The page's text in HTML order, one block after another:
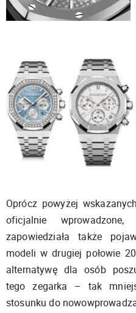
Oprócz powyżej
oficjalnie
zapowiedziała także
modeli w drugiej połowie
alternatywę dla osób
tego zegarka – tak
stosunku do